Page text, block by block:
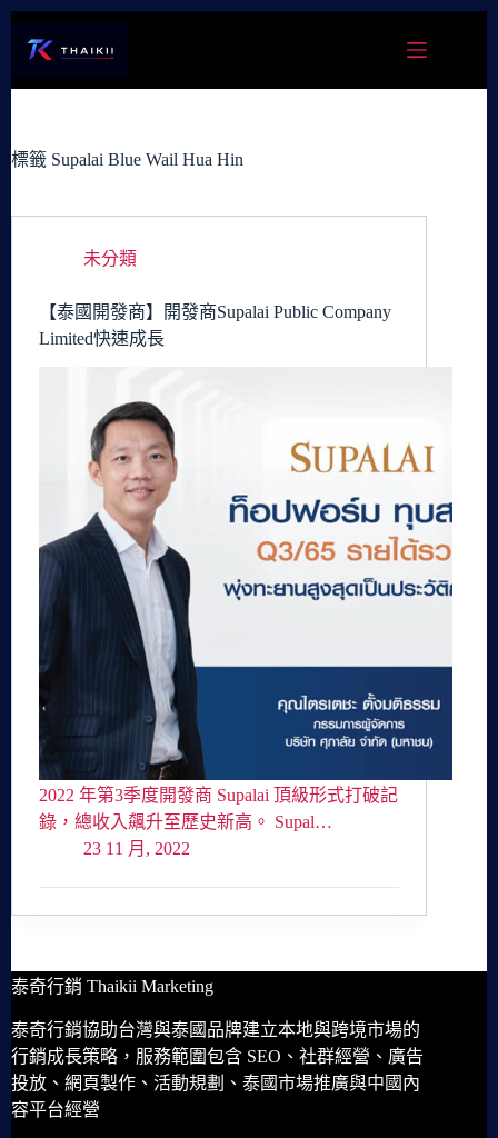
容
標籤 Supalai Blue Wail Hua Hin
未分類
【泰國開發商】開發商Supalai Public Company
Limited快速成長
2022 年第3季度開發商 Supalai 頂級形式打破記
錄，總收入飆升至歷史新高。 Supal…
23 11 月, 2022
泰奇行銷 Thaikii Marketing
泰奇行銷協助台灣與泰國品牌建立本地與跨境市場的
行銷成長策略，服務範圍包含 SEO、社群經營、廣告
投放、網頁製作、活動規劃、泰國市場推廣與中國內
容平台經營